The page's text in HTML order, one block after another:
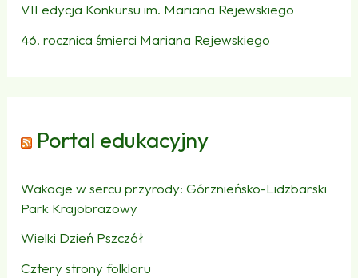
VII edycja Konkursu im. Mariana Rejewskiego
46. rocznica śmierci Mariana Rejewskiego
Portal edukacyjny
Wakacje w sercu przyrody: Górznieńsko-Lidzbarski
Park Krajobrazowy
Wielki Dzień Pszczół
Cztery strony folkloru